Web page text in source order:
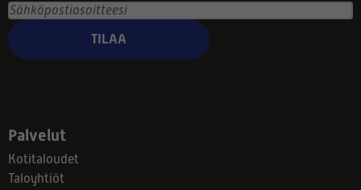
TILAA
Palvelut
Kotitaloudet
Taloyhtiöt